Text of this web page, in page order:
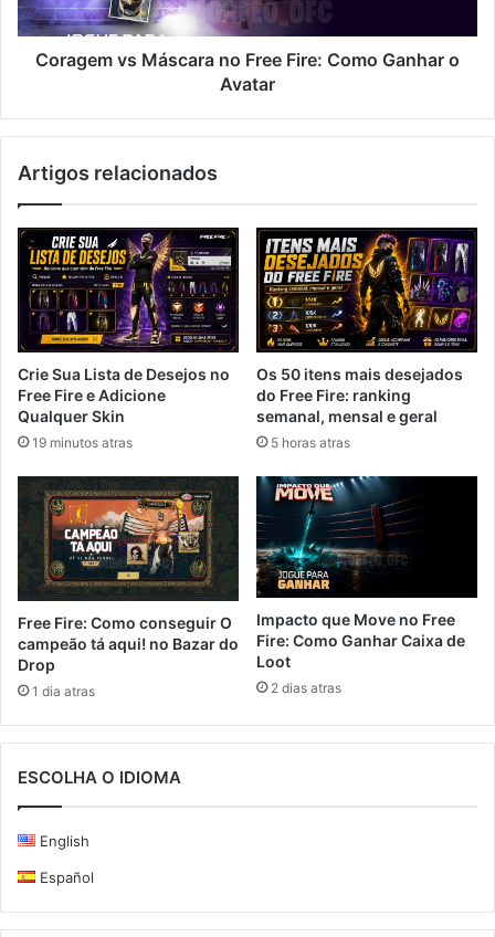
Ganhar
o
Avatar
Coragem vs Máscara no Free Fire: Como Ganhar o
Avatar
Artigos relacionados
Crie Sua Lista de Desejos no
Free Fire e Adicione
Qualquer Skin
19 minutos atras
Os 50 itens mais desejados
do Free Fire: ranking
semanal, mensal e geral
5 horas atras
Free Fire: Como conseguir O
campeão tá aqui! no Bazar do
Drop
1 dia atras
Impacto que Move no Free
Fire: Como Ganhar Caixa de
Loot
2 dias atras
ESCOLHA O IDIOMA
English
Español